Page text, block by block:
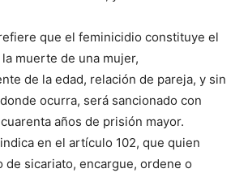
que el feminicidio constituye el
muerte de una mujer,
de la edad, relación de pareja, y sin
ocurra, será sancionado con
años de prisión mayor.
en el artículo 102, que quien
de sicariato, encargue, ordene o